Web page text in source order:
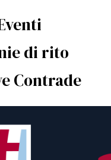
di rito
Contrade